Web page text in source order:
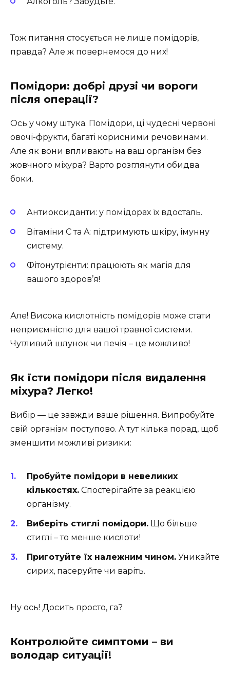
Тож питання стосується не лише помідорів,
правда? Але ж повернемося до них!
Помідори: добрі друзі чи вороги
після операції?
Ось у чому штука. Помідори, ці чудесні червоні
овочі-фрукти, багаті корисними речовинами.
Але як вони впливають на ваш організм без
жовчного міхура? Варто розглянути обидва
боки.
Антиоксиданти: у помідорах їх вдосталь.
Вітаміни C та A: підтримують шкіру, імунну
систему.
Фітонутрієнти: працюють як магія для
вашого здоров’я!
Але! Висока кислотність помідорів може стати
неприємністю для вашої травної системи.
Чутливий шлунок чи печія – це можливо!
Як їсти помідори після видалення
міхура? Легко!
Вибір — це завжди ваше рішення. Випробуйте
свій організм поступово. А тут кілька порад, щоб
зменшити можливі ризики:
Пробуйте помідори в невеликих
кількостях. Спостерігайте за реакцією
організму.
Виберіть стиглі помідори. Що більше
стиглі – то менше кислоти!
Приготуйте їх належним чином. Уникайте
сирих, пасеруйте чи варіть.
Ну ось! Досить просто, га?
Контролюйте симптоми – ви
володар ситуації!